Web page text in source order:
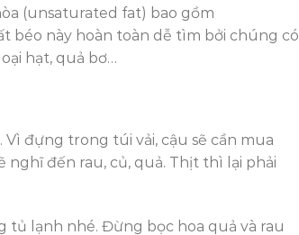
(unsaturated fat) bao gồm
béo này hoàn toàn dễ tìm bởi chúng có
hạt, quả bơ…
đựng trong túi vải, cậu sẽ cần mua
đến rau, củ, quả. Thịt thì lại phải
tủ lạnh nhé. Đừng bọc hoa quả và rau